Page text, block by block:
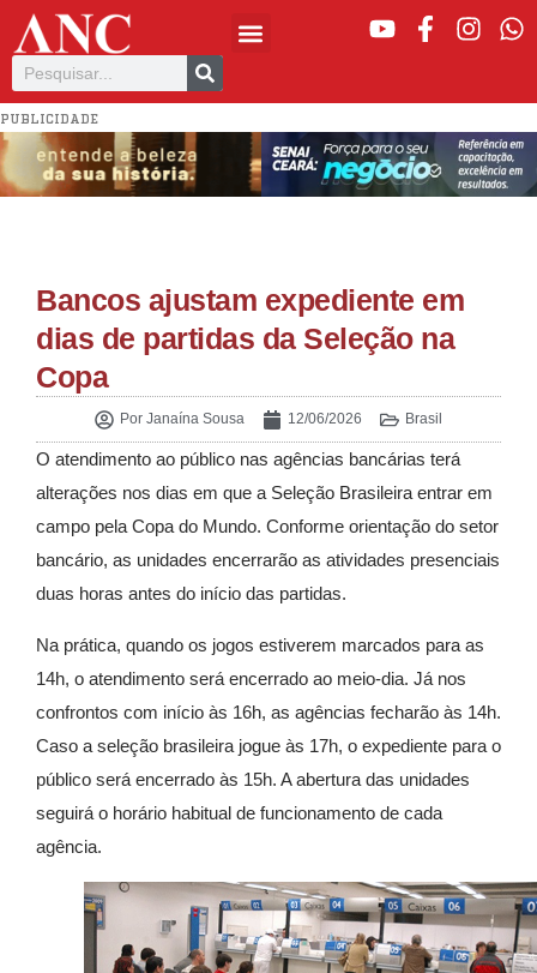
PUBLICIDADE
Bancos ajustam expediente em
dias de partidas da Seleção na
Copa
Por Janaína Sousa 12/06/2026 Brasil
O atendimento ao público nas agências bancárias terá
alterações nos dias em que a Seleção Brasileira entrar em
campo pela Copa do Mundo. Conforme orientação do setor
bancário, as unidades encerrarão as atividades presenciais
duas horas antes do início das partidas.
Na prática, quando os jogos estiverem marcados para as
14h, o atendimento será encerrado ao meio-dia. Já nos
confrontos com início às 16h, as agências fecharão às 14h.
Caso a seleção brasileira jogue às 17h, o expediente para o
público será encerrado às 15h. A abertura das unidades
seguirá o horário habitual de funcionamento de cada
agência.